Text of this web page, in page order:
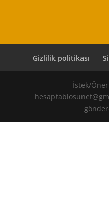
Gizlilik politikası
İstek/